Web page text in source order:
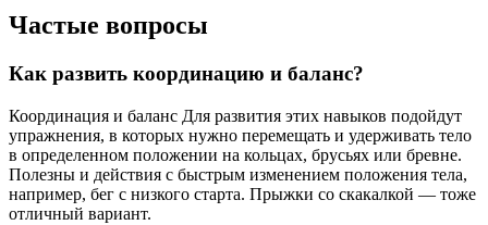
Частые вопросы
Как развить координацию и баланс?
Координация и баланс Для развития этих навыков подойдут
упражнения, в которых нужно перемещать и удерживать тело
в определенном положении на кольцах, брусьях или бревне.
Полезны и действия с быстрым изменением положения тела,
например, бег с низкого старта. Прыжки со скакалкой — тоже
отличный вариант.